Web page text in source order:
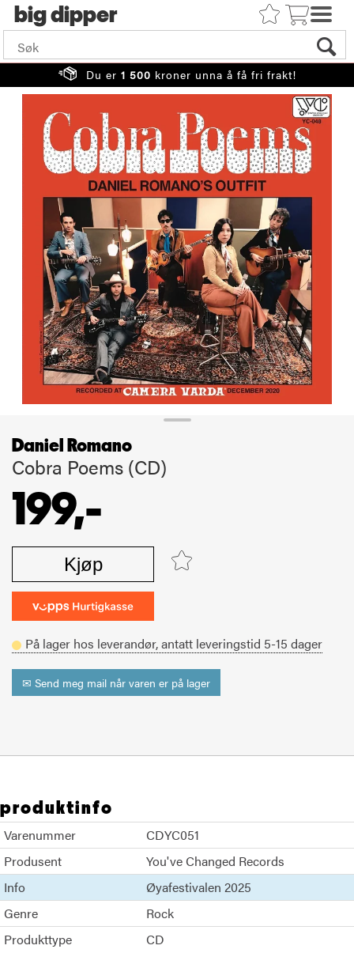
big
Du er 1 500 kroner unna å få fri frakt!
Daniel Romano
Cobra Poems (CD)
199,-
Kjøp
På lager hos leverandør,antatt leveringstid 5-15 dager
✉ Send meg mail når varen er på lager
produktinfo
Varenummer
CDYC051
Produsent
You've Changed Records
Info
Øyafestivalen 2025
Genre
Rock
Produkttype
CD